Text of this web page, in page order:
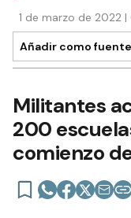
1 de marzo de 2022
Añadir como
Militantes
200
comienzo